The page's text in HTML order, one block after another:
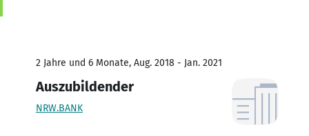
2 Jahre und 6 Monate, Aug. 2018 - Jan. 2021
Auszubildender
NRW.BANK